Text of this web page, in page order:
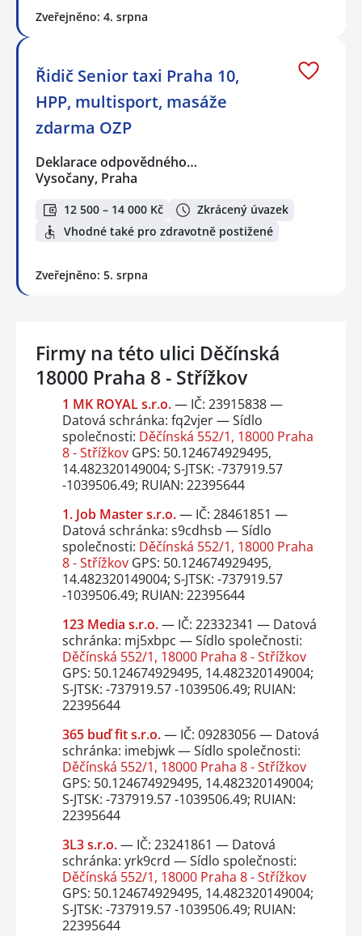
Zveřejněno: 4. srpna
Řidič Senior taxi Praha 10,
HPP, multisport, masáže
zdarma OZP
Deklarace odpovědného…
Vysočany, Praha
12 500 – 14 000 Kč
Zkrácený úvazek
Vhodné také pro zdravotně postižené
Zveřejněno: 5. srpna
Firmy na této ulici Děčínská
18000 Praha 8 - Střížkov
1 MK ROYAL s.r.o.— IČ: 23915838 —
Datová schránka: fq2vjer — Sídlo
společnosti: Děčínská 552/1, 18000 Praha
8 - StřížkovGPS: 50.124674929495,
14.482320149004; S-JTSK: -737919.57
-1039506.49; RUIAN: 22395644
1. Job Master s.r.o.— IČ: 28461851 —
Datová schránka: s9cdhsb — Sídlo
společnosti: Děčínská 552/1, 18000 Praha
8 - StřížkovGPS: 50.124674929495,
14.482320149004; S-JTSK: -737919.57
-1039506.49; RUIAN: 22395644
123 Media s.r.o.— IČ: 22332341 — Datová
schránka: mj5xbpc — Sídlo společnosti:
Děčínská 552/1, 18000 Praha 8 - Střížkov
GPS: 50.124674929495, 14.482320149004;
S-JTSK: -737919.57 -1039506.49; RUIAN:
22395644
365 buď fit s.r.o.— IČ: 09283056 — Datová
schránka: imebjwk — Sídlo společnosti:
Děčínská 552/1, 18000 Praha 8 - Střížkov
GPS: 50.124674929495, 14.482320149004;
S-JTSK: -737919.57 -1039506.49; RUIAN:
22395644
3L3 s.r.o.— IČ: 23241861 — Datová
schránka: yrk9crd — Sídlo společnosti:
Děčínská 552/1, 18000 Praha 8 - Střížkov
GPS: 50.124674929495, 14.482320149004;
S-JTSK: -737919.57 -1039506.49; RUIAN:
22395644